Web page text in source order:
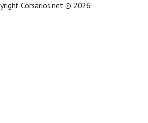
Corsarios.net © 2026